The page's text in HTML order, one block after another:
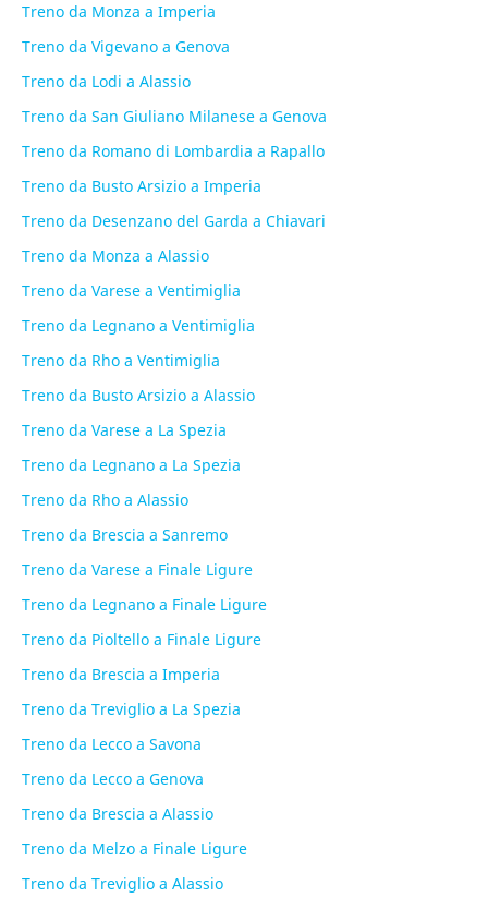
Treno da Monza a Imperia
Treno da Vigevano a Genova
Treno da Lodi a Alassio
Treno da San Giuliano Milanese a Genova
Treno da Romano di Lombardia a Rapallo
Treno da Busto Arsizio a Imperia
Treno da Desenzano del Garda a Chiavari
Treno da Monza a Alassio
Treno da Varese a Ventimiglia
Treno da Legnano a Ventimiglia
Treno da Rho a Ventimiglia
Treno da Busto Arsizio a Alassio
Treno da Varese a La Spezia
Treno da Legnano a La Spezia
Treno da Rho a Alassio
Treno da Brescia a Sanremo
Treno da Varese a Finale Ligure
Treno da Legnano a Finale Ligure
Treno da Pioltello a Finale Ligure
Treno da Brescia a Imperia
Treno da Treviglio a La Spezia
Treno da Lecco a Savona
Treno da Lecco a Genova
Treno da Brescia a Alassio
Treno da Melzo a Finale Ligure
Treno da Treviglio a Alassio